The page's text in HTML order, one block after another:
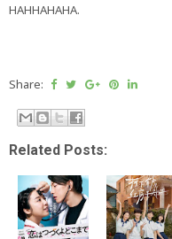
HAHHAHAHA.
Share:
Related Posts: